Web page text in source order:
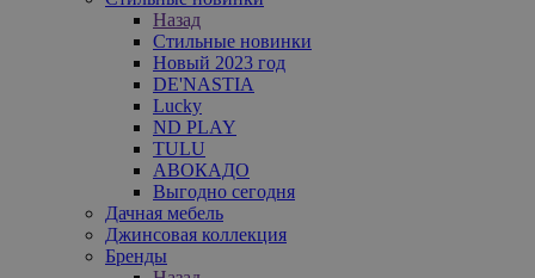
Назад
Стильные новинки
Новый 2023 год
DE'NASTIA
Lucky
ND PLAY
TULU
АВОКАДО
Выгодно сегодня
Дачная мебель
Джинсовая коллекция
Бренды